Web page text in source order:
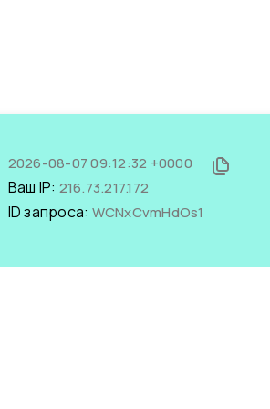
2026-08-07 09:12:32 +0000
Ваш IP: 216.73.217.172
ID запроса: WCNxCvmHdOs1